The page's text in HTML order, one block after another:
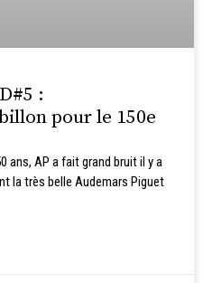
:
pour le 150e
ans, AP a fait grand bruit il y a
la très belle Audemars Piguet